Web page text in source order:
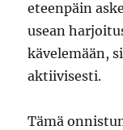
eteenpäin
usean
kävelemään,
aktiivisesti.
Tämä